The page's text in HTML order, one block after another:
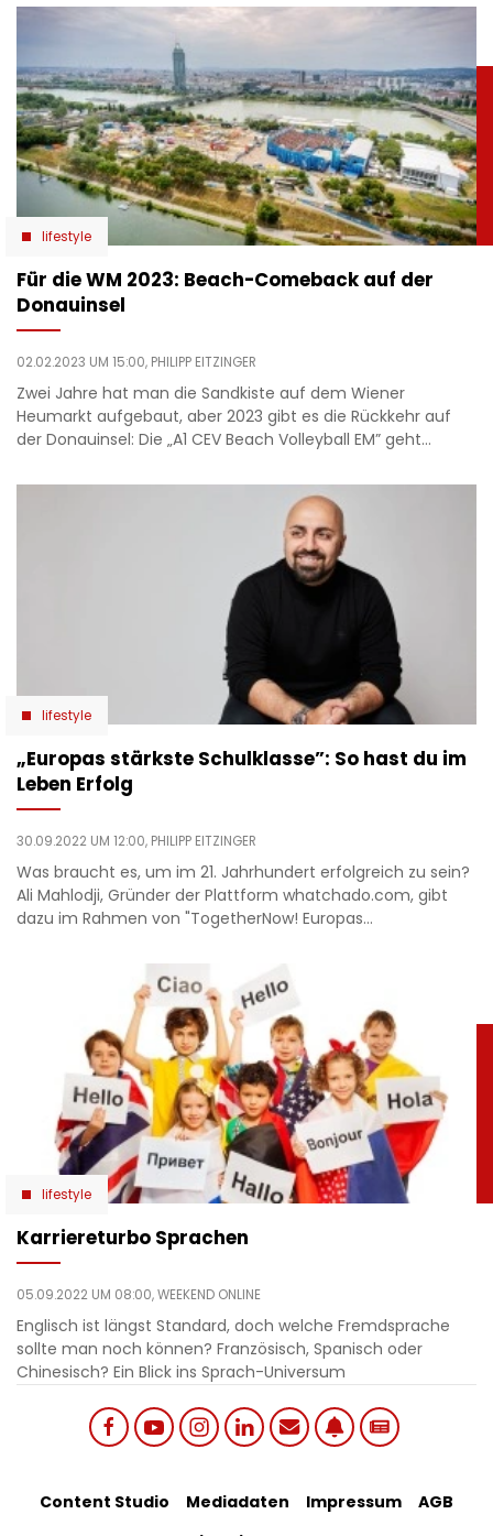
lifestyle
Für die WM 2023: Beach-Comeback auf der
Donauinsel
02.02.2023 UM 15:00, PHILIPP EITZINGER
Zwei Jahre hat man die Sandkiste auf dem Wiener
Heumarkt aufgebaut, aber 2023 gibt es die Rückkehr auf
der Donauinsel: Die „A1 CEV Beach Volleyball EM” geht…
lifestyle
„Europas stärkste Schulklasse”: So hast du im
Leben Erfolg
30.09.2022 UM 12:00, PHILIPP EITZINGER
Was braucht es, um im 21. Jahrhundert erfolgreich zu sein?
Ali Mahlodji, Gründer der Plattform whatchado.com, gibt
dazu im Rahmen von "TogetherNow! Europas…
lifestyle
Karriereturbo Sprachen
05.09.2022 UM 08:00,WEEKEND ONLINE
Englisch ist längst Standard, doch welche Fremdsprache
sollte man noch können? Französisch, Spanisch oder
Chinesisch? Ein Blick ins Sprach-Universum
links
Footer
Content Studio Mediadaten Impressum
AGB